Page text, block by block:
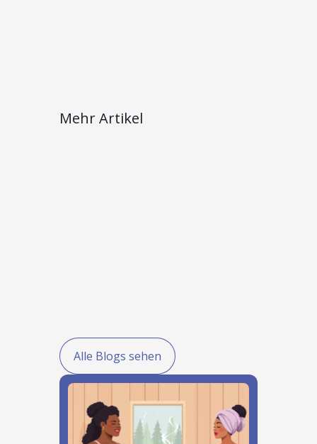
Mehr Artikel
Alle Blogs sehen